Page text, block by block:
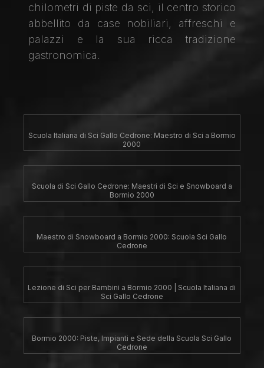
chilometri di piste da sci, il centro storico
abbellito da case nobiliari, affreschi e
palazzi e la sua ricca tradizione
gastronomica.
Scuola Italiana di Sci Gallo Cedrone: Maestro di Sci a Bormio
2000
Scuola di Sci Gallo Cedrone: Maestri di Sci e Snowboard a
Bormio 2000
Maestro di Snowboard a Bormio 2000: Scuola Sci Gallo
Cedrone
Lezione di Sci per Bambini a Bormio 2000 | Scuola Italiana di
Sci Gallo Cedrone
Bormio 2000: Piste, Impianti e Sede della Scuola Sci Gallo
Cedrone